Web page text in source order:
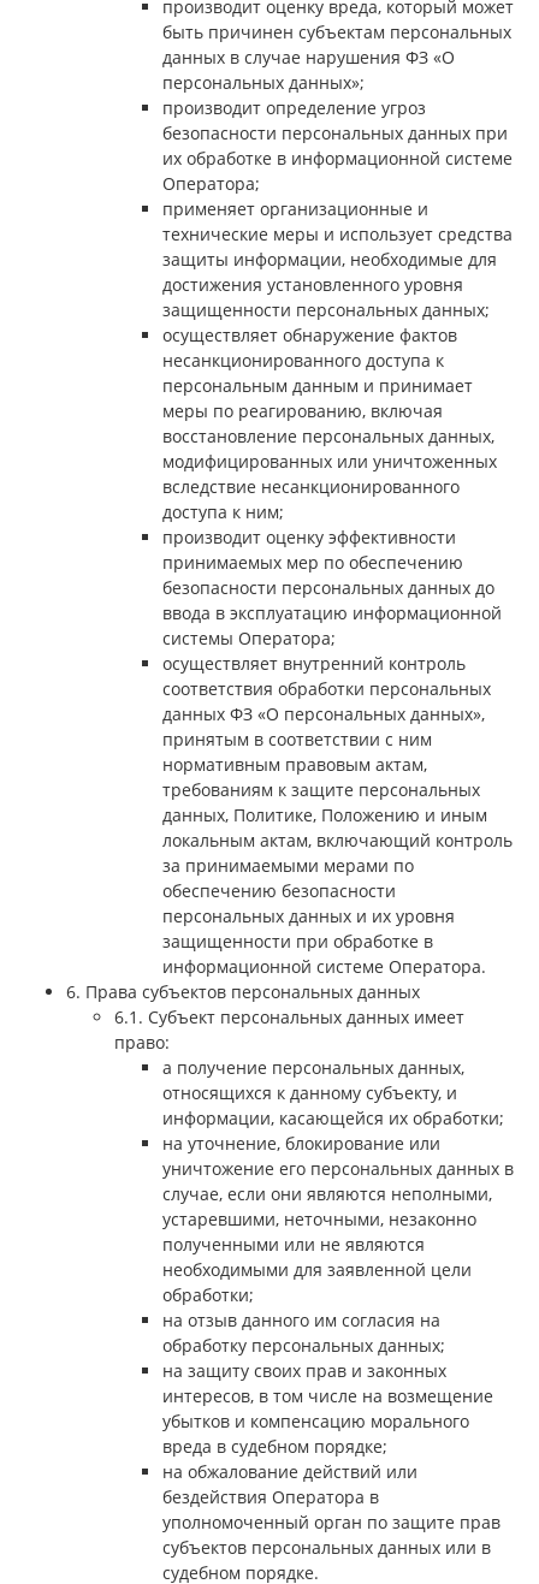
производит оценку вреда, который может
быть причинен субъектам персональных
данных в случае нарушения ФЗ «О
персональных данных»;
производит определение угроз
безопасности персональных данных при
их обработке в информационной системе
Оператора;
применяет организационные и
технические меры и использует средства
защиты информации, необходимые для
достижения установленного уровня
защищенности персональных данных;
осуществляет обнаружение фактов
несанкционированного доступа к
персональным данным и принимает
меры по реагированию, включая
восстановление персональных данных,
модифицированных или уничтоженных
вследствие несанкционированного
доступа к ним;
производит оценку эффективности
принимаемых мер по обеспечению
безопасности персональных данных до
ввода в эксплуатацию информационной
системы Оператора;
осуществляет внутренний контроль
соответствия обработки персональных
данных ФЗ «О персональных данных»,
принятым в соответствии с ним
нормативным правовым актам,
требованиям к защите персональных
данных, Политике, Положению и иным
локальным актам, включающий контроль
за принимаемыми мерами по
обеспечению безопасности
персональных данных и их уровня
защищенности при обработке в
информационной системе Оператора.
6. Права субъектов персональных данных
6.1. Субъект персональных данных имеет
право:
а получение персональных данных,
относящихся к данному субъекту, и
информации, касающейся их обработки;
на уточнение, блокирование или
уничтожение его персональных данных в
случае, если они являются неполными,
устаревшими, неточными, незаконно
полученными или не являются
необходимыми для заявленной цели
обработки;
на отзыв данного им согласия на
обработку персональных данных;
на защиту своих прав и законных
интересов, в том числе на возмещение
убытков и компенсацию морального
вреда в судебном порядке;
на обжалование действий или
бездействия Оператора в
уполномоченный орган по защите прав
субъектов персональных данных или в
судебном порядке.